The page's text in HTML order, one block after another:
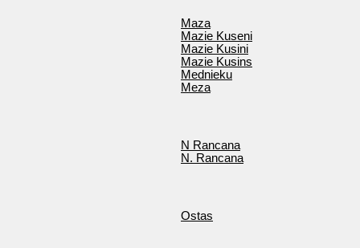
Maza
Mazie Kuseni
Mazie Kusini
Mazie Kusins
Mednieku
Meza
N Rancana
N. Rancana
Ostas